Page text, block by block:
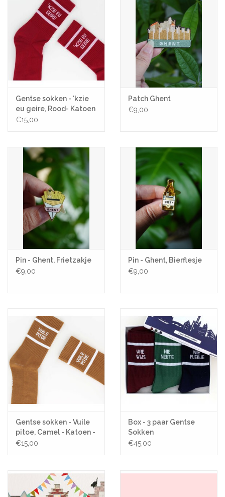
Gentse sokken - 'kzie
eu geire, Rood- Katoen
- One size
€15,00
Patch Ghent
€9,00
Pin - Ghent, Frietzakje
€9,00
Pin - Ghent, Bierflesje
€9,00
Gentse sokken - Vuile
pitoe, Camel - Katoen -
One size
€15,00
Box - 3 paar Gentse
Sokken
€45,00